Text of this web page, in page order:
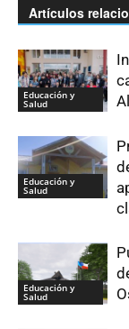
Artículos
Educación y
Salud
Educación y
Salud
Educación y
Salud